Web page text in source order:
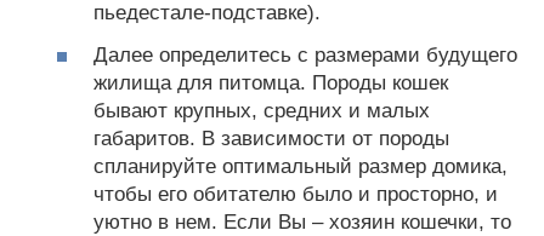
пьедестале-подставке).
Далее определитесь с размерами будущего
жилища для питомца. Породы кошек
бывают крупных, средних и малых
габаритов. В зависимости от породы
спланируйте оптимальный размер домика,
чтобы его обитателю было и просторно, и
уютно в нем. Если Вы – хозяин кошечки, то